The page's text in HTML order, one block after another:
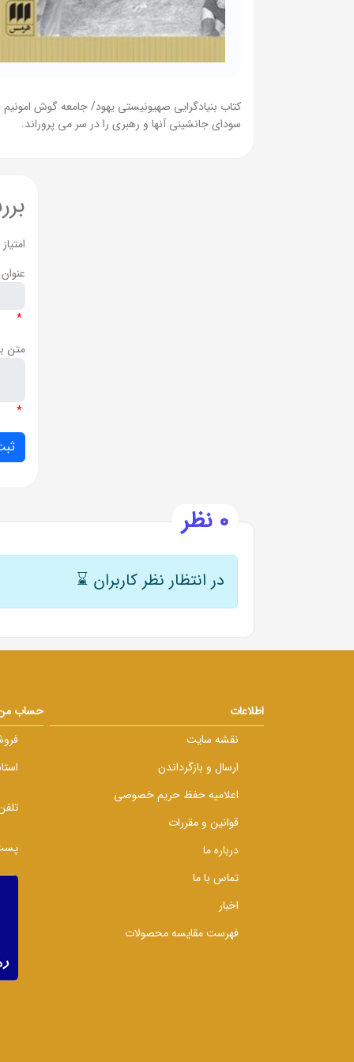
کتاب بنیادگرایی صهیونیستی یهود/ جامعه گوش
سودای جانشینی آنها و رهبری را در سر می پروراند.
امتیاز
*
متن
*
0 نظر
در انتظار نظر کاربران ⌛
اطلاعات
نقشه سایت
ارسال و بازگرداندن
اعلامیه حفظ حریم خصوصی
قوانین و مقررات
درباره ما
تماس با ما
اخبار
فهرست مقایسه محصولات
حساب